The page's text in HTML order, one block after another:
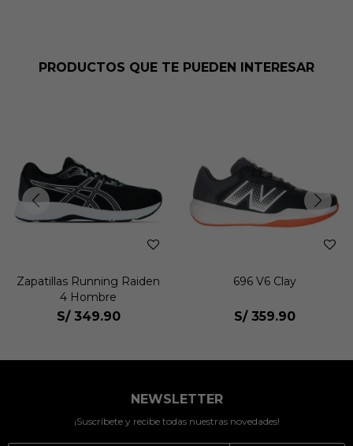
PRODUCTOS QUE TE PUEDEN INTERESAR
Zapatillas Running Raiden
4 Hombre
S/ 349.90
696 V6 Clay
S/ 359.90
NEWSLETTER
¡Suscríbete y recibe todas nuestras novedades!